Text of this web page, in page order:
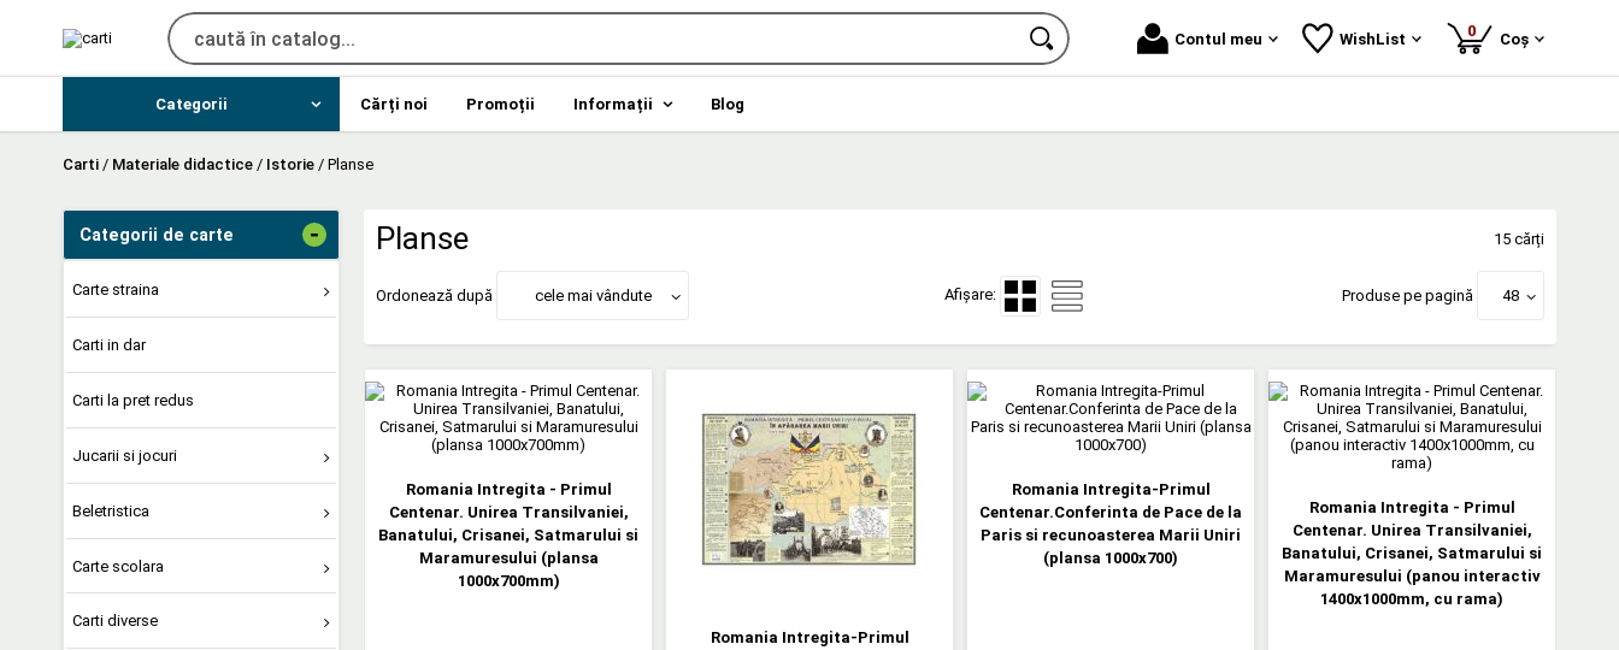
Contul meu WishList 0produse
Coș
Categorii Cărți noi Promoții Informații Blog
Carti / Materiale didactice / Istorie / Planse
Categorii de carte -
Carte straina
Carti in dar
Carti la pret redus
Jucarii si jocuri
Beletristica
Carte scolara
Carti diverse
Planse 15 cărți
Ordonează după cele mai vândute Afișare: Produse pe pagină 48
Romania Intregita - Primul
Centenar. Unirea Transilvaniei,
Banatului, Crisanei, Satmarului si
Maramuresului (plansa
1000x700mm)
Romania Intregita-Primul
Romania Intregita-Primul
Centenar.Conferinta de Pace de la
Paris si recunoasterea Marii Uniri
(plansa 1000x700)
Romania Intregita - Primul
Centenar. Unirea Transilvaniei,
Banatului, Crisanei, Satmarului si
Maramuresului (panou interactiv
1400x1000mm, cu rama)